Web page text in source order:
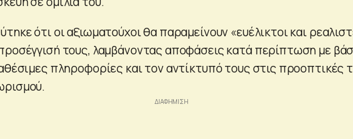
ότι οι αξιωματούχοι θα παραμείνουν «ευέλικτοι και
τους, λαμβάνοντας αποφάσεις κατά περίπτωση με
πληροφορίες και τον αντίκτυπό τους στις προοπτικές